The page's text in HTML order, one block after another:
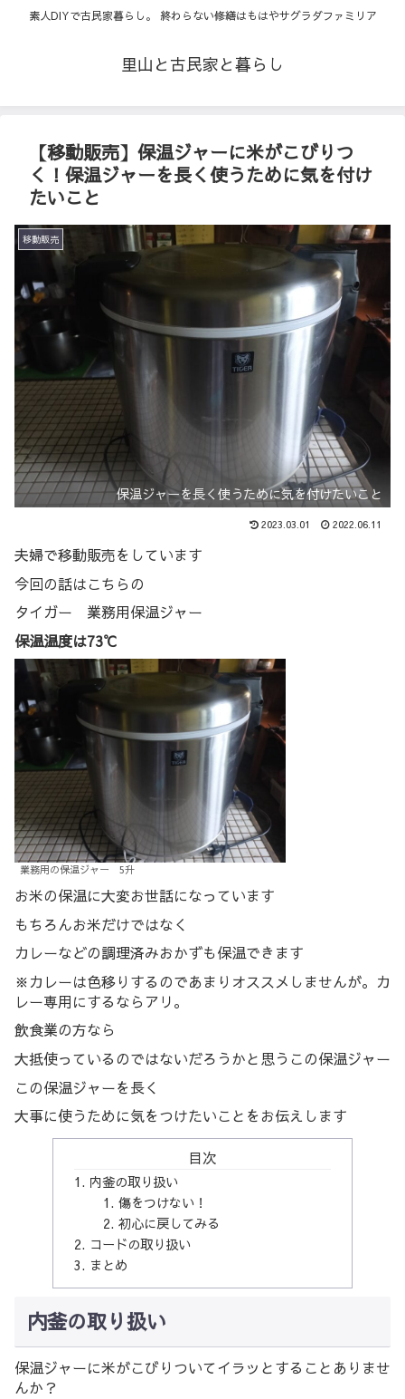
素人DIYで古民家暮らし。 終わらない修繕はもはやサグラダファミリア
里山と古民家と暮らし
【移動販売】保温ジャーに米がこびりつ
く！保温ジャーを長く使うために気を付け
たいこと
移動販売
保温ジャーを長く使うために気を付けたいこと
2023.03.01 2022.06.11
夫婦で移動販売をしています
今回の話はこちらの
タイガー 業務用保温ジャー
保温温度は73℃
業務用の保温ジャー 5升
お米の保温に大変お世話になっています
もちろんお米だけではなく
カレーなどの調理済みおかずも保温できます
※カレーは色移りするのであまりオススメしませんが。カ
レー専用にするならアリ。
飲食業の方なら
大抵使っているのではないだろうかと思うこの保温ジャー
この保温ジャーを長く
大事に使うために気をつけたいことをお伝えします
目次
内釜の取り扱い
傷をつけない！
初心に戻してみる
コードの取り扱い
まとめ
内釜の取り扱い
保温ジャーに米がこびりついてイラッとすることありませ
んか？